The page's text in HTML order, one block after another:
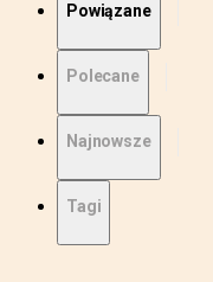
Powiązane
Polecane
Najnowsze
Tagi